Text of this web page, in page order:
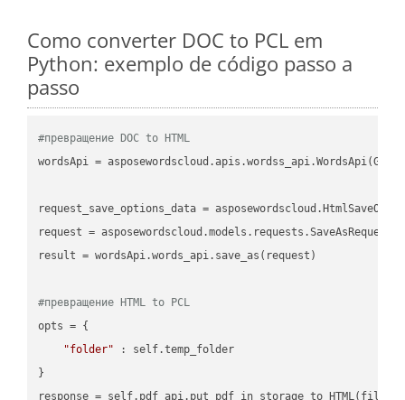
Como converter DOC to PCL em
Python: exemplo de código passo a
passo
#превращение DOC to HTML
wordsApi =
request_save_options_data =
request =
result = wordsApi.words_api.save_as(request)
#превращение HTML to PCL
opts = {
"folder" : self.temp_folder
}